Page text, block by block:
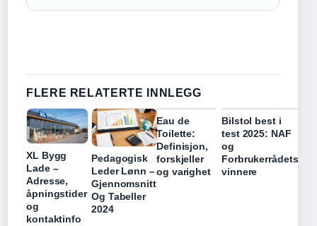
FLERE RELATERTE INNLEGG
XL Bygg
Lade –
Adresse,
åpningstider
og
kontaktinfo
Pedagogisk
Leder Lønn –
Gjennomsnitt
Og Tabeller
2024
Eau de
Toilette:
Definisjon,
forskjeller
og varighet
Bilstol best i
test 2025: NAF
og
Forbrukerrådets
vinnere